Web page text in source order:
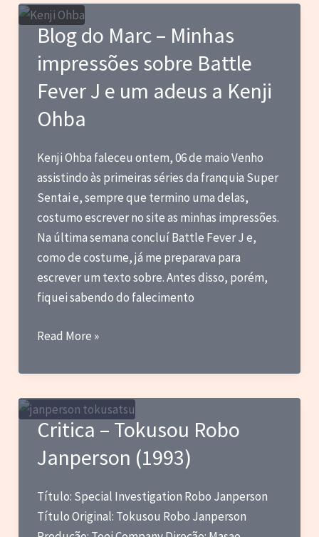
ao
Cinema
Blog do Marc – Minhas
impressões sobre Battle
Fever J e um adeus a Kenji
Ohba
Kenji Ohba faleceu ontem, 06 de maio Venho
assistindo às primeiras séries da franquia Super
Sentai e, sempre que termino uma delas,
costumo escrever no site as minhas impressões.
Na última semana concluí Battle Fever J e,
como de costume, já me preparava para
escrever um texto sobre. Antes disso, porém,
fiquei sabendo do falecimento
Blog
Marc
–
Minhas
impressões
sobre
Fever
J
Read More »
Critica – Tokusou Robo
Janperson (1993)
Título: Special Investigation Robo Janperson
Título Original: Tokusou Robo Janperson